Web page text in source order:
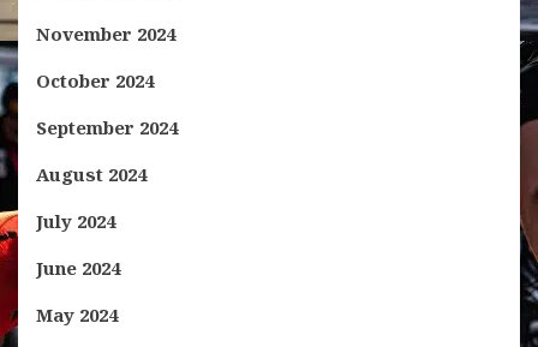
November 2024
October 2024
September 2024
August 2024
July 2024
June 2024
May 2024